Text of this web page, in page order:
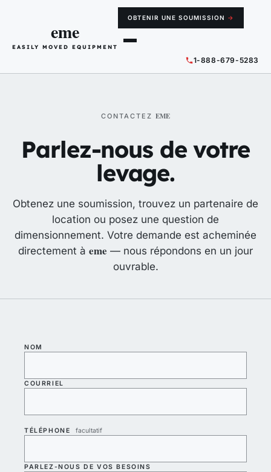
eme
EASILY MOVED EQUIPMENT
1-888-679-5283
OBTENIR UNE SOUMISSION →
CONTACTEZEME
Parlez-nous de votre
levage.
Obtenez une soumission, trouvez un partenaire de
location ou posez une question de
dimensionnement. Votre demande est acheminée
directement àeme — nous répondons en un jour
ouvrable.
NOM
COURRIEL
TÉLÉPHONE facultatif
PARLEZ-NOUS DE VOS BESOINS